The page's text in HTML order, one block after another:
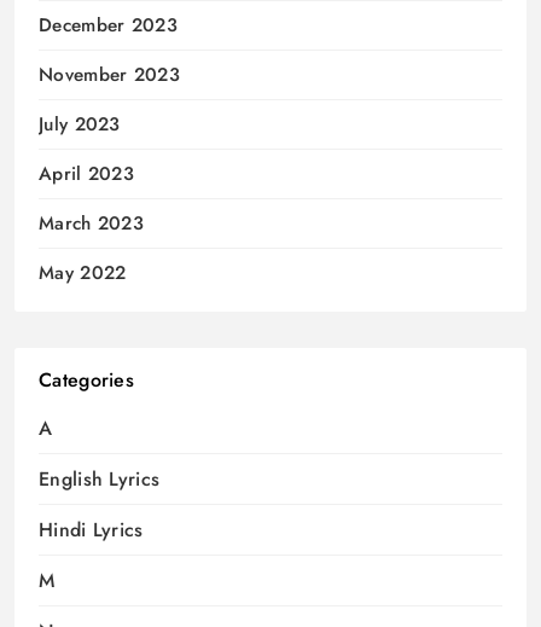
December 2023
November 2023
July 2023
April 2023
March 2023
May 2022
Categories
A
English Lyrics
Hindi Lyrics
M